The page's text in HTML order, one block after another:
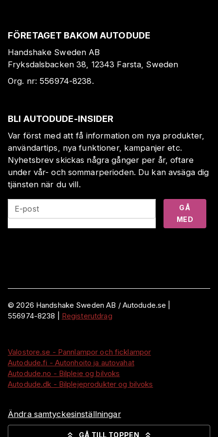
FÖRETAGET BAKOM AUTODUDE
Handshake Sweden AB
Fryksdalsbacken 38, 12343 Farsta, Sweden
Org. nr: 556974-8238.
BLI AUTODUDE-INSIDER
Var först med att få information om nya produkter,
användartips, nya funktioner, kampanjer etc.
Nyhetsbrev skickas några gånger per år, oftare
under vår- och sommarperioden. Du kan avsäga dig
tjänsten när du vill.
E-post
GÅ
MED
©2026 Handshake Sweden AB / Autodude.se |
556974-8238
Registerutdrag
Valostore.se - Pannlampor och ficklampor
Autodude.fi - Autonhoito ja autovahat
Autodude.no - Bilpleie og bilvoks
Autodude.dk - Bilplejeprodukter og bilvoks
Ändra samtyckesinställningar
GÅ TILL TOPPEN